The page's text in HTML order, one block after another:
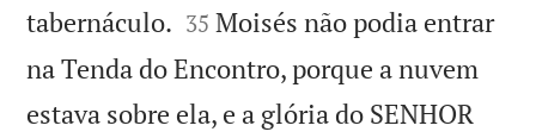
tabernáculo. 

35 Moisés não podia entrar
na Tenda do Encontro, porque a nuvem
estava sobre ela, e a glória do SENHOR